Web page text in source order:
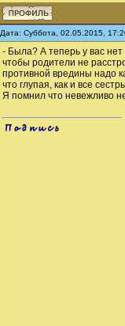
Дата: Суббота, 02.05.2015,
- Была? А теперь у вас нет
чтобы родители не
противной вредины надо
что глупая, как и все
Я помнил что невежливо
.